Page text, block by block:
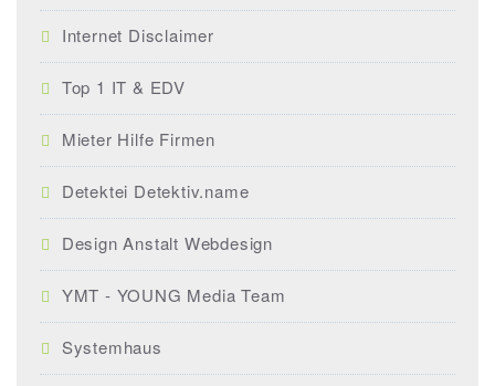
Internet Disclaimer
Top 1 IT & EDV
Mieter Hilfe Firmen
Detektei Detektiv.name
Design Anstalt Webdesign
YMT - YOUNG Media Team
Systemhaus